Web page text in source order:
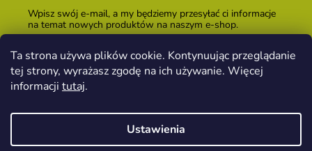
Ta strona używa plików cookie. Kontynuując przeglądanie
tej strony, wyrażasz zgodę na ich używanie. Więcej
informacji tutaj.
Ustawienia
Wpisz swój e-mail, a my będziemy przesyłać ci informacje
na temat nowych produktów na naszym e-shop.
Podając adres e-mail, zgadzasz się zwarunkami
handlowymi
ZALOGUJ SIĘ